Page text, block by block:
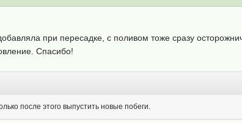
при пересадке, с поливом тоже сразу
Спасибо!
после этого выпустить новые побеги.